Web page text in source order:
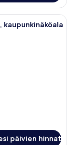
kaupunkinäköala
päivien hinnat